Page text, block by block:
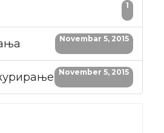
1
Novembar 5, 2015
November 5, 2015